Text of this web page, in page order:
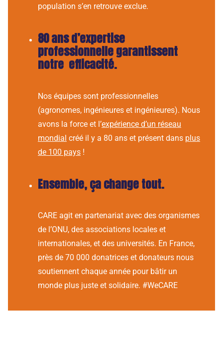
population s’en retrouve exclue.
80 ans d’expertise
professionnelle garantissent
notre efficacité.
Nos équipes sont professionnelles
(agronomes, ingénieures et ingénieures). Nous
avons la force et l’expérience d’un réseau
mondial créé il y a 80 ans et présent dans plus
de 100 pays !
Ensemble, ça change tout.
CARE agit en partenariat avec des organismes
de l’ONU, des associations locales et
internationales, et des universités. En France,
près de 70 000 donatrices et donateurs nous
soutiennent chaque année pour bâtir un
monde plus juste et solidaire. #WeCARE